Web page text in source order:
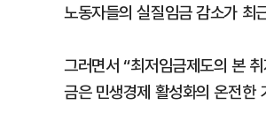
노동자들의 실질임금 감소가 최
그러면서 “최저임금제도의 본
금은 민생경제 활성화의 온전한